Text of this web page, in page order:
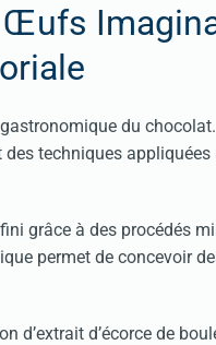
du
techniques
grâce à des procédés
permet de concevoir
d’extrait d’écorce de